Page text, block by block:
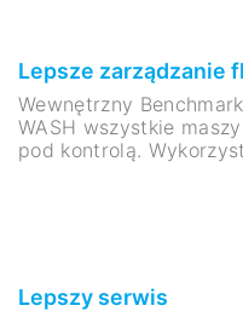
Lepsze zarządzanie
Wewnętrzny
WASH wszystkie
pod kontrolą.
Lepszy serwis